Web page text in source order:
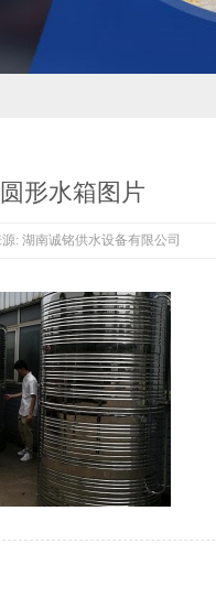
形水箱图片
源: 湖南诚铭供水设备有限公司